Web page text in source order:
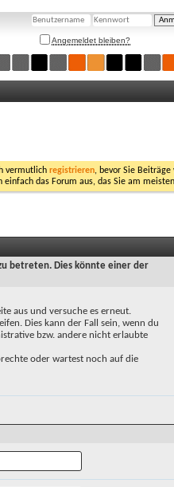
Angemeldet bleiben?
vermutlich registrieren, bevor Sie Beiträge
einfach das Forum aus, das Sie am
betreten. Dies könnte einer der
aus und versuche es erneut.
Dies kann der Fall sein, wenn du
bzw. andere nicht erlaubte
oder wartest noch auf die